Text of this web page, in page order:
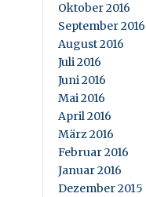
Oktober 2016
September 2016
August 2016
Juli 2016
Juni 2016
Mai 2016
April 2016
März 2016
Februar 2016
Januar 2016
Dezember 2015